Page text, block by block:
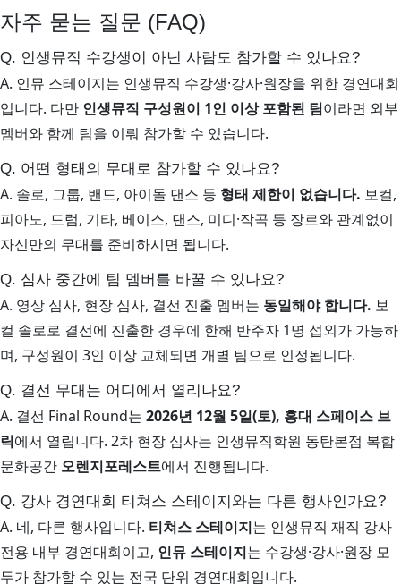
자주 묻는 질문 (FAQ)
Q. 인생뮤직 수강생이 아닌 사람도 참가할 수 있나요?
A. 인뮤 스테이지는 인생뮤직 수강생·강사·원장을 위한 경연대회
입니다. 다만 인생뮤직 구성원이 1인 이상 포함된 팀이라면 외부
멤버와 함께 팀을 이뤄 참가할 수 있습니다.
Q. 어떤 형태의 무대로 참가할 수 있나요?
A. 솔로, 그룹, 밴드, 아이돌 댄스 등 형태 제한이 없습니다. 보컬,
피아노, 드럼, 기타, 베이스, 댄스, 미디·작곡 등 장르와 관계없이
자신만의 무대를 준비하시면 됩니다.
Q. 심사 중간에 팀 멤버를 바꿀 수 있나요?
A. 영상 심사, 현장 심사, 결선 진출 멤버는 동일해야 합니다. 보
컬 솔로로 결선에 진출한 경우에 한해 반주자 1명 섭외가 가능하
며, 구성원이 3인 이상 교체되면 개별 팀으로 인정됩니다.
Q. 결선 무대는 어디에서 열리나요?
A. 결선 Final Round는 2026년 12월 5일(토), 홍대 스페이스 브
릭에서 열립니다. 2차 현장 심사는 인생뮤직학원 동탄본점 복합
문화공간 오렌지포레스트에서 진행됩니다.
Q. 강사 경연대회 티쳐스 스테이지와는 다른 행사인가요?
A. 네, 다른 행사입니다. 티쳐스 스테이지는 인생뮤직 재직 강사
전용 내부 경연대회이고, 인뮤 스테이지는 수강생·강사·원장 모
두가 참가할 수 있는 전국 단위 경연대회입니다.